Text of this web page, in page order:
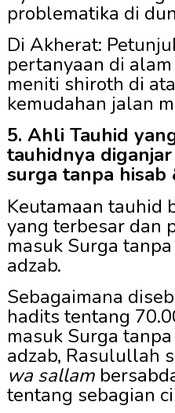
problematika di
Di Akherat:
pertanyaan di
meniti shiroth di
kemudahan jalan
5. Ahli Tauhid
tauhidnya
surga tanpa hisab
Keutamaan tauhid
yang terbesar dan
masuk Surga
adzab.
Sebagaimana
hadits tentang
masuk Surga
adzab, Rasulullah s
wa sallam
tentang sebagian